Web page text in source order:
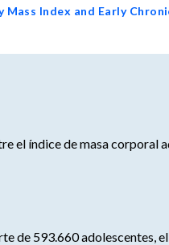
Mass Index and Early
el índice de masa
de 593.660 adolescentes,